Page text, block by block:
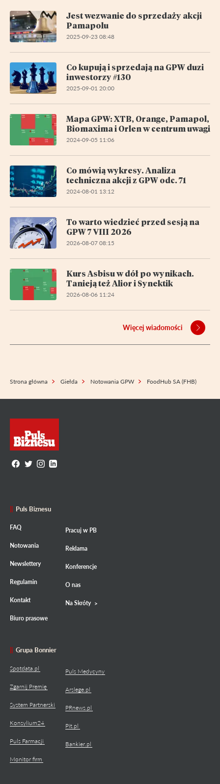
Jest wezwanie do sprzedaży akcji
Pamapolu
2025-09-23 08:48
Co kupują i sprzedają na GPW duzi
inwestorzy #130
2025-09-01 20:00
Mapa GPW: XTB, Orange, Pamapol,
Biomaxima i Orlen w centrum uwagi
2024-09-05 11:06
Co mówią wykresy. Analiza
techniczna akcji z GPW odc. 71
2024-08-01 13:12
To warto wiedzieć przed sesją na
GPW 7 VIII 2026
2026-08-07 08:15
Kurs Asbisu w dół po wynikach.
Tanieją też Alior i Synektik
2026-08-06 11:24
Więcej wiadomości
Strona główna Giełda Notowania GPW FoodHub SA (FHB)
Puls Biznesu
FAQ
Notowania
Newslettery
Regulamin
Kontakt
Biuro prasowe
Pracuj w PB
Reklama
Konferencje
O nas
Na Skróty
Grupa Bonnier
Spotdata.pl
Zgarnij Premię
System Partnerski
Konsylium24
Puls Farmacji
Monitor firm
Puls Medycyny
Arslege.pl
PRnews.pl
Pit.pl
Bankier.pl